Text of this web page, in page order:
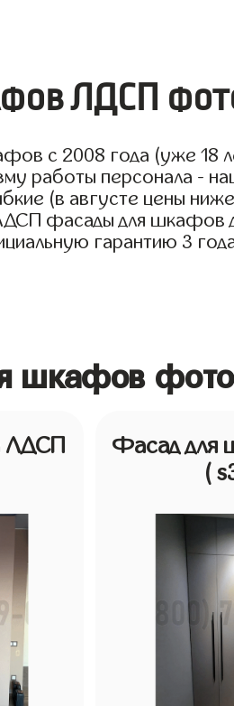
ЛДСП
с 2008 года (уже 18
работы персонала -
(в августе цены
фасады для шкафов
гарантию 3
шкафов
ЛДСП
Фасад для
(